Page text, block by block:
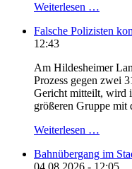
Weiterlesen …
Falsche Polizisten
12:43
Am Hildesheimer
Prozess gegen zwei
Gericht mitteilt, wird
größeren Gruppe mit
Weiterlesen …
Bahnübergang im